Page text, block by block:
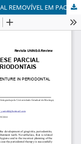
EFEITOS DELETÉRIOS DA PRÓTESE PARCIAL REMOVÍVEL EM PACIENTES PERIODONTAIS